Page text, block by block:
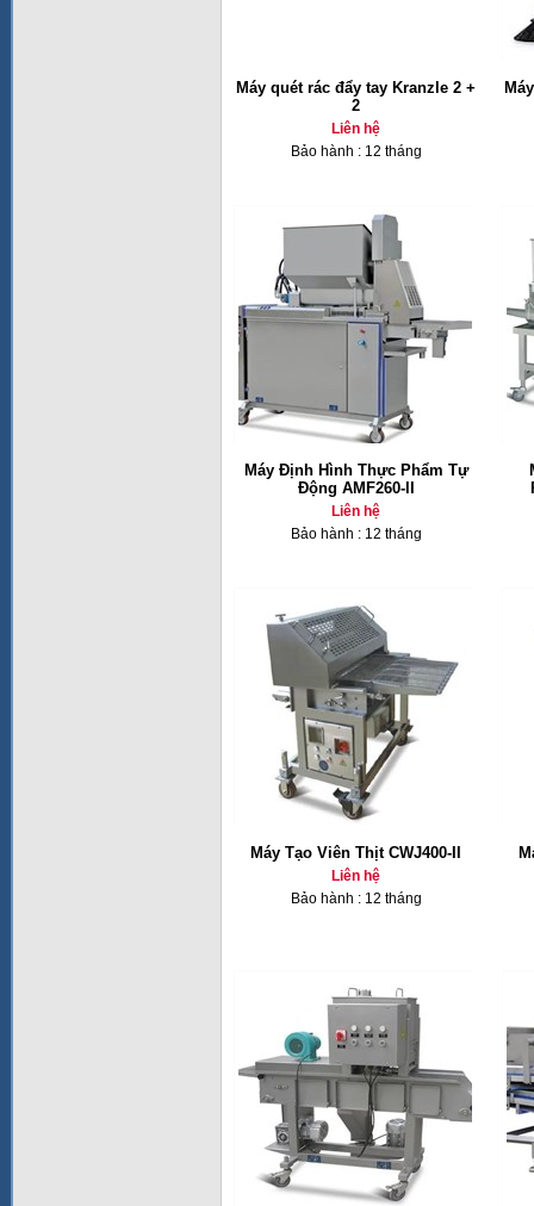
Máy quét rác đẩy tay Kranzle 2 +
2
Liên hệ
Bảo hành : 12 tháng
Máy Định Hình Thực Phẩm Tự
Động AMF260-II
Liên hệ
Bảo hành : 12 tháng
Máy Tạo Viên Thịt CWJ400-II
Liên hệ
Bảo hành : 12 tháng